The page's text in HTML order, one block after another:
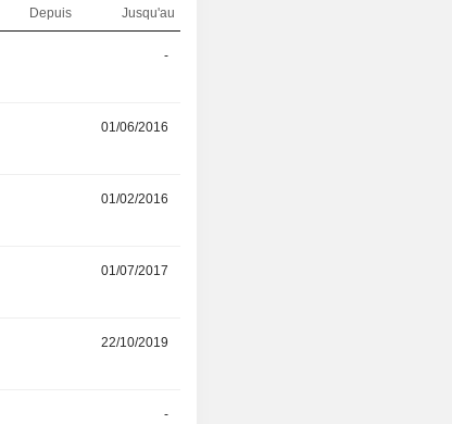
Depuis Jusqu'au
-
01/06/2016
01/02/2016
01/07/2017
22/10/2019
-